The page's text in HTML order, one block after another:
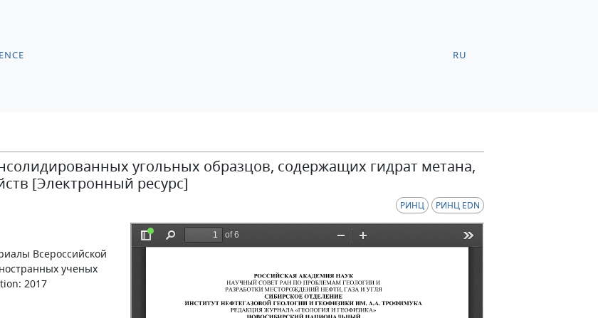
RU
угольных образцов, содержащих гидрат метана,
[Электронный ресурс]
РИНЦ РИНЦ EDN
Всероссийской
ученых
2017